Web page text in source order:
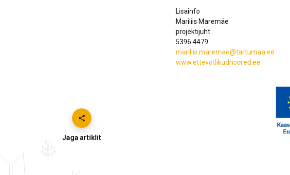
Jaga artiklit
Lisainfo
Mariliis Maremäe
projektijuht
5396 4479
mariliis.maremae@tartumaa.ee
www.ettevotlikudnoored.ee